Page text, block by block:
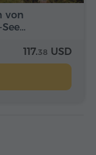
von
117.38 USD